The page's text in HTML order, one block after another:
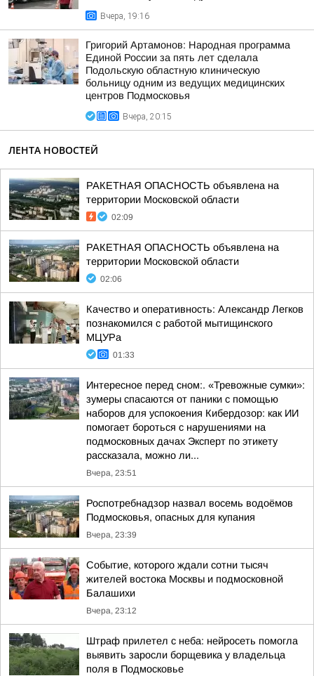
Вчера, 19:16
Григорий Артамонов: Народная программа
Единой России за пять лет сделала
Подольскую областную клиническую
больницу одним из ведущих медицинских
центров Подмосковья
Вчера, 20:15
ЛЕНТА НОВОСТЕЙ
РАКЕТНАЯ ОПАСНОСТЬ объявлена на
территории Московской области
02:09
РАКЕТНАЯ ОПАСНОСТЬ объявлена на
территории Московской области
02:06
Качество и оперативность: Александр Легков
познакомился с работой мытищинского
МЦУРа
01:33
Интересное перед сном:. «Тревожные сумки»:
зумеры спасаются от паники с помощью
наборов для успокоения Кибердозор: как ИИ
помогает бороться с нарушениями на
подмосковных дачах Эксперт по этикету
рассказала, можно ли...
Вчера, 23:51
Роспотребнадзор назвал восемь водоёмов
Подмосковья, опасных для купания
Вчера, 23:39
Событие, которого ждали сотни тысяч
жителей востока Москвы и подмосковной
Балашихи
Вчера, 23:12
Штраф прилетел с неба: нейросеть помогла
выявить заросли борщевика у владельца
поля в Подмосковье